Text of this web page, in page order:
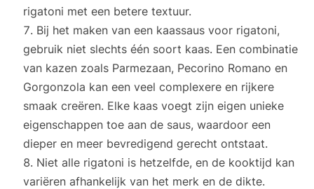
rigatoni met een betere textuur.
Bij het maken van een kaassaus voor rigatoni,
gebruik niet slechts één soort kaas. Een combinatie
van kazen zoals Parmezaan, Pecorino Romano en
Gorgonzola kan een veel complexere en rijkere
smaak creëren. Elke kaas voegt zijn eigen unieke
eigenschappen toe aan de saus, waardoor een
dieper en meer bevredigend gerecht ontstaat.
Niet alle rigatoni is hetzelfde, en de kooktijd kan
variëren afhankelijk van het merk en de dikte.